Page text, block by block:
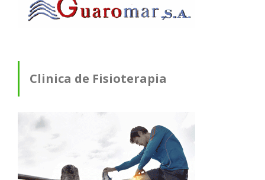
Clinica de Fisioterapia